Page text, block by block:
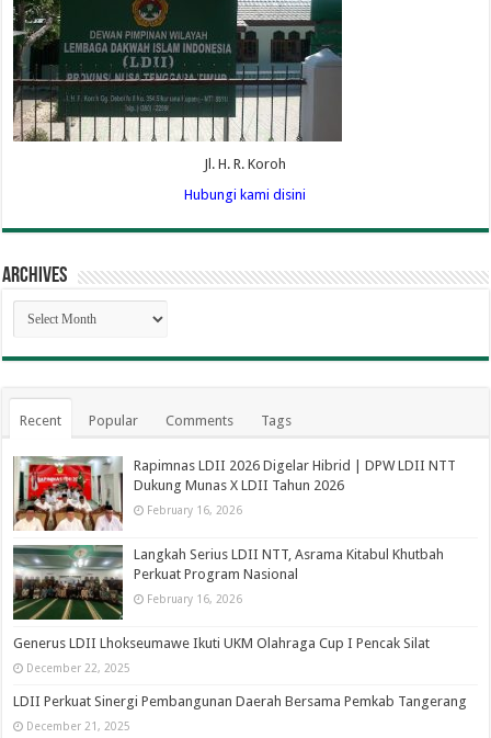
Jl. H. R. Koroh
Hubungi kami disini
Archives
Archives
Recent Popular Comments Tags
Rapimnas LDII 2026 Digelar Hibrid | DPW LDII NTT
Dukung Munas X LDII Tahun 2026
February 16, 2026
Langkah Serius LDII NTT, Asrama Kitabul Khutbah
Perkuat Program Nasional
February 16, 2026
Generus LDII Lhokseumawe Ikuti UKM Olahraga Cup I Pencak Silat
December 22, 2025
LDII Perkuat Sinergi Pembangunan Daerah Bersama Pemkab Tangerang
December 21, 2025